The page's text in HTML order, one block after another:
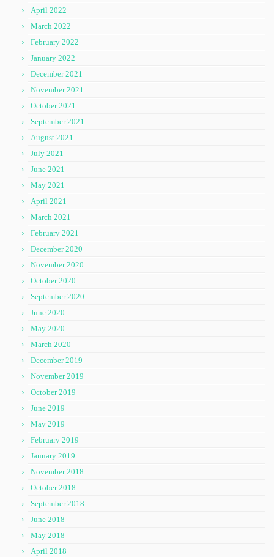
April 2022
March 2022
February 2022
January 2022
December 2021
November 2021
October 2021
September 2021
August 2021
July 2021
June 2021
May 2021
April 2021
March 2021
February 2021
December 2020
November 2020
October 2020
September 2020
June 2020
May 2020
March 2020
December 2019
November 2019
October 2019
June 2019
May 2019
February 2019
January 2019
November 2018
October 2018
September 2018
June 2018
May 2018
April 2018